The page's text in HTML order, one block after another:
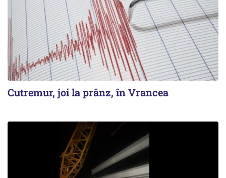
Cutremur, joi la prânz, în Vrancea